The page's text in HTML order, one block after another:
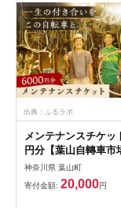
出典：ふるラボ
メンテナンスチケッ
円分【葉山自轉車市
[ASCE004]
神奈川県 葉山町
寄付金額: 20,000円